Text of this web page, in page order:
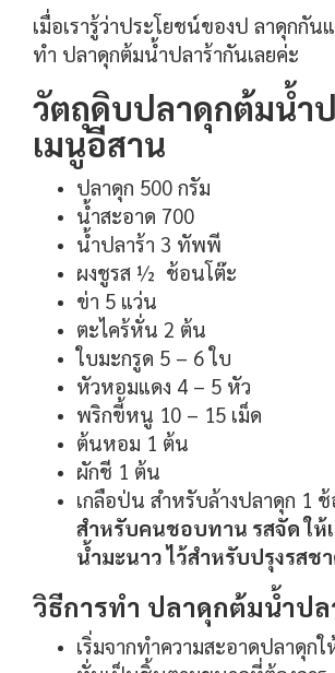
เมื่อเรารู้ว่าประโยชน์ของป ลาดุกกัน
ทำ ปลาดุกต้มน้ำปลาร้ากันเลยค่ะ
วัตถุดิบปลาดุกต้มน้ำ
เมนูอีสาน
ปลาดุก 500 กรัม
น้ำสะอาด 700
น้ำปลาร้า 3 ทัพพี
ผงชูรส ½ ช้อนโต๊ะ
ข่า 5 แว่น
ตะไคร้หั่น 2 ต้น
ใบมะกรูด 5 – 6 ใบ
หัวหอมแดง 4 – 5 หัว
พริกขี้หนู 10 – 15 เม็ด
ต้นหอม 1 ต้น
ผักชี 1 ต้น
เกลือป่น สำหรับล้างปลาดุก 1
สำหรับคนชอบทาน รสจัด ให้
น้ำมะนาว ไว้สำหรับปรุงรสช
วิธีการทำ ปลาดุกต้มน้ำปล
เริ่มจากทำความสะอาดปลาดุก